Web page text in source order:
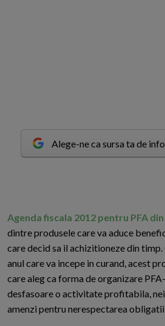
Alege-ne ca sursa ta de
Agenda fiscala 2012 pentru PFA
dintre produsele care va aduce
care decid sa il achizitioneze din
anul care va incepe in curand, acest
care aleg ca forma de organizare
desfasoare o activitate profitabila,
amenzi pentru nerespectarea